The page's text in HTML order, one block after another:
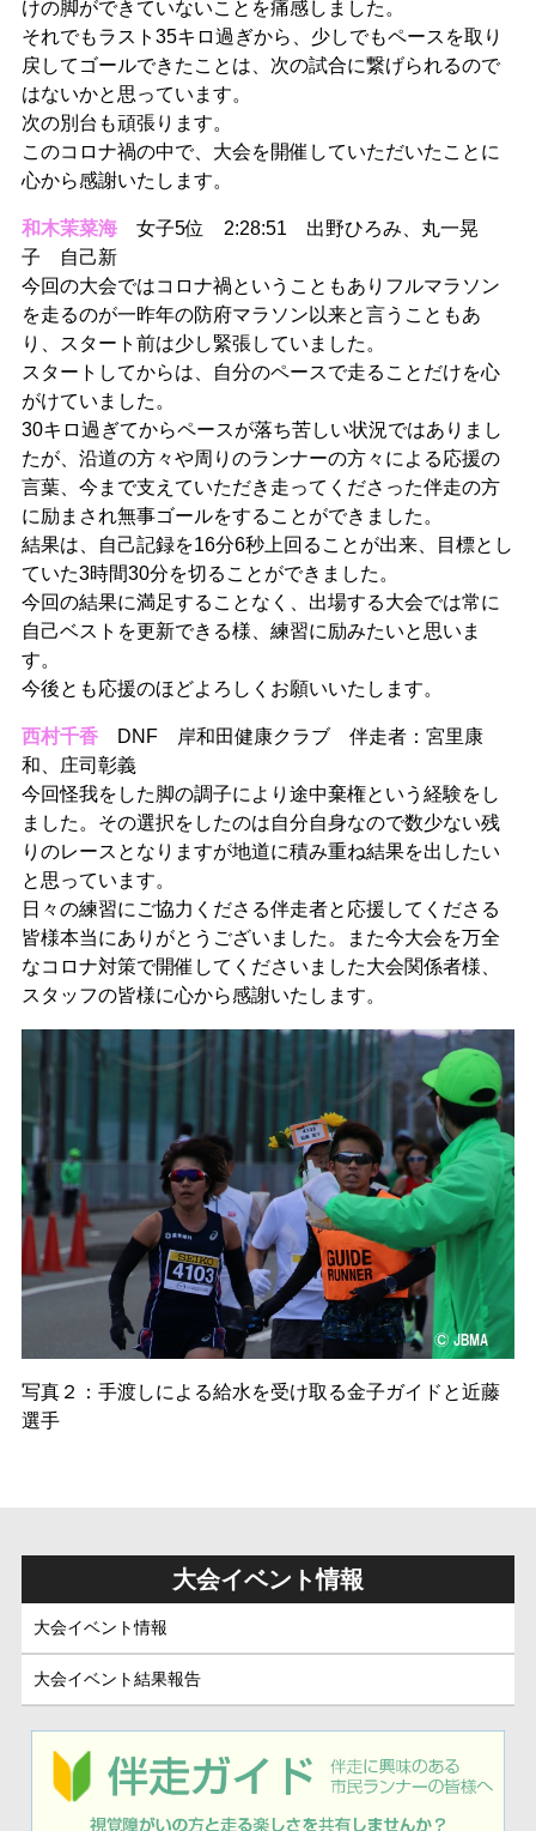
けの脚ができていないことを痛感しました。
それでもラスト35キロ過ぎから、少しでもペースを取り
戻してゴールできたことは、次の試合に繋げられるので
はないかと思っています。
次の別台も頑張ります。
このコロナ禍の中で、大会を開催していただいたことに
心から感謝いたします。
和木茉菜海女子5位 2:28:51 出野ひろみ、丸一晃
子 自己新
今回の大会ではコロナ禍ということもありフルマラソン
を走るのが一昨年の防府マラソン以来と言うこともあ
り、スタート前は少し緊張していました。
スタートしてからは、自分のペースで走ることだけを心
がけていました。
30キロ過ぎてからペースが落ち苦しい状況ではありまし
たが、沿道の方々や周りのランナーの方々による応援の
言葉、今まで支えていただき走ってくださった伴走の方
に励まされ無事ゴールをすることができました。
結果は、自己記録を16分6秒上回ることが出来、目標とし
ていた3時間30分を切ることができました。
今回の結果に満足することなく、出場する大会では常に
自己ベストを更新できる様、練習に励みたいと思いま
す。
今後とも応援のほどよろしくお願いいたします。
西村千香DNF 岸和田健康クラブ 伴走者：宮里康
和、庄司彰義
今回怪我をした脚の調子により途中棄権という経験をし
ました。その選択をしたのは自分自身なので数少ない残
りのレースとなりますが地道に積み重ね結果を出したい
と思っています。
日々の練習にご協力くださる伴走者と応援してくださる
皆様本当にありがとうございました。また今大会を万全
なコロナ対策で開催してくださいました大会関係者様、
スタッフの皆様に心から感謝いたします。
写真２：手渡しによる給水を受け取る金子ガイドと近藤
選手
大会イベント情報
大会イベント情報
大会イベント結果報告